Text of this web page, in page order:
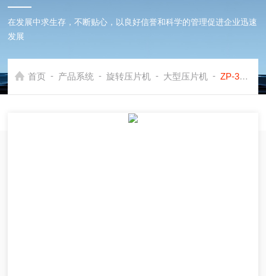
在发展中求生存，不断贴心，以良好信誉和科学的管理促进企业迅速
发展
首页 - 产品系统 - 旋转压片机 - 大型压片机 - ZP-35D天阖中药压片机